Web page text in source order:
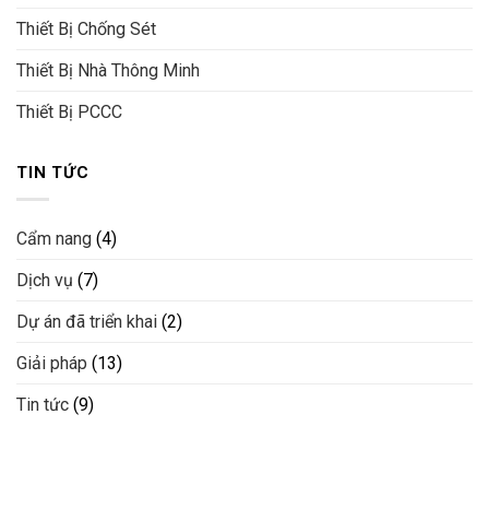
Thiết Bị Chống Sét
Thiết Bị Nhà Thông Minh
Thiết Bị PCCC
TIN TỨC
Cẩm nang (4)
Dịch vụ (7)
Dự án đã triển khai (2)
Giải pháp (13)
Tin tức (9)